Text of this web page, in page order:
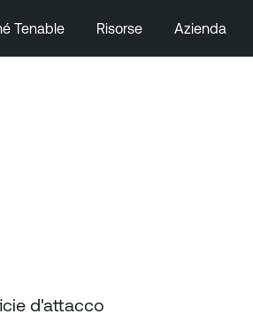
Tenable Risorse Azienda
d'attacco